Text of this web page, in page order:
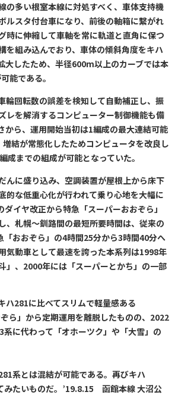
の多い根室本線に対処すべく、車体支持機
ルスタ付台車になり、前後の軸箱に繋がれ
時に伸縮して車軸を常に軌道と直角に保つ
を組み込んでおり、車体の傾斜角度をキハ
大したため、半径600m以上のカーブでは本
能である。
輪回転数の誤差を検知して自動補正し、振
レを解消するコンピューター制御機能も備
から、運用開始当初は1編成の最大連結可能
結が常態化したためコンピュータを改良し
成までの組成が可能となっていた。
んに盛り込み、空調装置が屋根上から床下
的な低重心化が行われて乗り心地を大幅に
イヤ改正から特急「スーパーおおぞら」
、札幌～釧路間の最短所要時間は、従来の
「おおぞら」の4時間25分から3時間40分へ
気動車として最速を誇った本系列は1998年
」、2000年には「スーパーとかち」の一部
ハ281に比べてスリムで軽量感ある
ら」から定期運用を離脱したものの、2022
に代わって「オホーツク」や「大雪」の
系とは混結が可能である。再びキハ
みたいものだ。’19.8.15 函館本線 大沼公